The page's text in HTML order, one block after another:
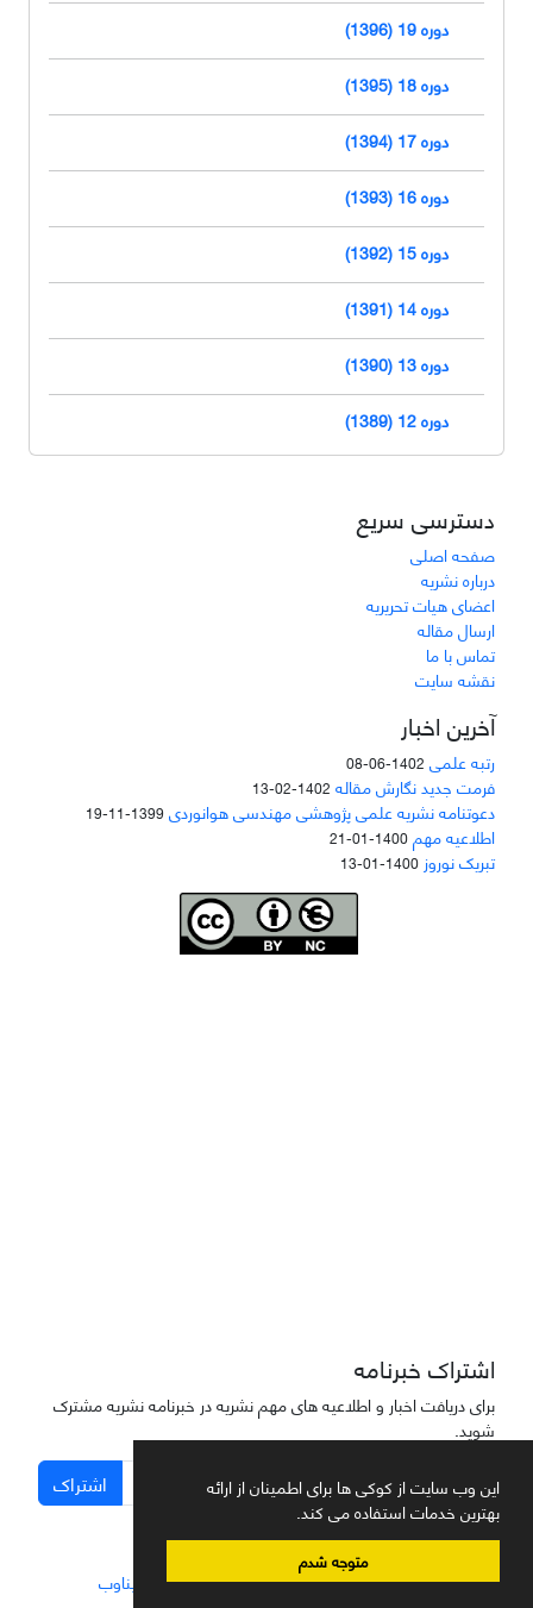
این وب سایت از کوکی ها برای اطمینان از ارائه
بهترین خدمات استفاده می کند.
متوجه شدم
دوره 19 (1396)
دوره 18 (1395)
دوره 17 (1394)
دوره 16 (1393)
دوره 15 (1392)
دوره 14 (1391)
دوره 13 (1390)
دوره 12 (1389)
دسترسی سریع
صفحه اصلی
درباره نشریه
اعضای هیات تحریریه
ارسال مقاله
تماس با ما
نقشه سایت
آخرین اخبار
رتبه علمی 1402-06-08
فرمت جدید نگارش مقاله 1402-02-13
دعوتنامه نشریه علمی پژوهشی مهندسی هوانوردی1399-11-19
اطلاعیه مهم1400-01-21
تبریک نوروز 1400-01-13
اشتراک خبرنامه
برای دریافت اخبار و اطلاعیه های مهم نشریه در خبرنامه نشریه مشترک
شوید.
اشتراک
سامانه مدیریت نشریات علمی.طراحی و پیاده سازی از سیناوب